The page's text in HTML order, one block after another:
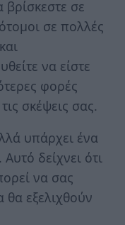
σε
σε πολλές
να είστε
φορές
σκέψεις σας.
υπάρχει ένα
δείχνει ότι
να σας
θα εξελιχθούν